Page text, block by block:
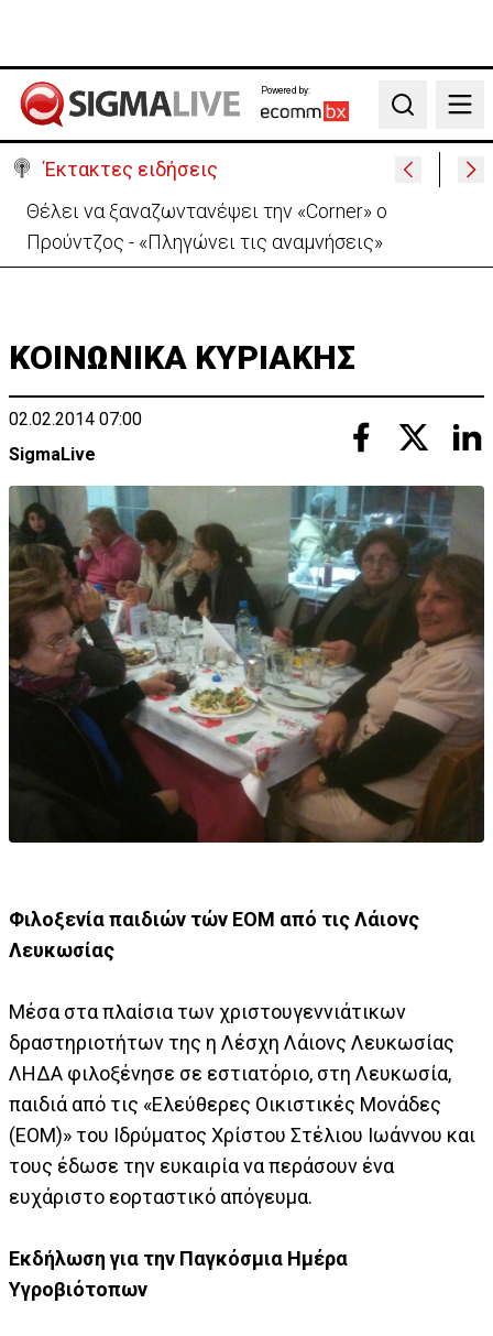
Powered by:
Search
Έκτακτες ειδήσεις
Θέλει να ξαναζωντανέψει την «Corner» o
Προύντζος - «Πληγώνει τις αναμνήσεις»
ΚΟΙΝΩΝΙΚΑ ΚΥΡΙΑΚΗΣ
02.02.2014 07:00
SigmaLive
Φιλοξενία παιδιών τών ΕΟΜ από τις Λάιονς
Λευκωσίας
Μέσα στα πλαίσια των χριστουγεννιάτικων
δραστηριοτήτων της η Λέσχη Λάιονς Λευκωσίας
ΛΗΔΑ φιλοξένησε σε εστιατόριο, στη Λευκωσία,
παιδιά από τις «Ελεύθερες Οικιστικές Μονάδες
(ΕΟΜ)» του Ιδρύματος Χρίστου Στέλιου Ιωάννου και
τους έδωσε την ευκαιρία να περάσουν ένα
ευχάριστο εορταστικό απόγευμα.
Εκδήλωση για την Παγκόσμια Ημέρα
Υγροβιότοπων